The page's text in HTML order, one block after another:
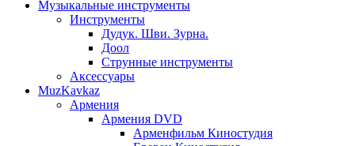
Музыкальные инструменты
Инструменты
Дудук. Шви. Зурна.
Доол
Струнные инструменты
Аксессуары
MuzKavkaz
Армения
Армения DVD
Арменфильм Киностудия